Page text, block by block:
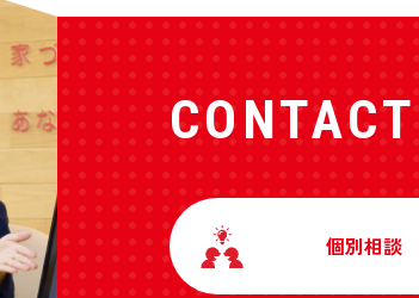
CONTACT
個別相談